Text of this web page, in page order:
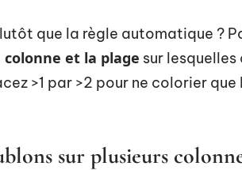
que la règle automatique ?
et la plage sur lesquelles
>1 par >2 pour ne colorier
sur plusieurs